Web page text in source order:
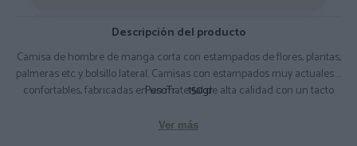
Descripción del producto
Camisa de hombre de manga corta con estampados de flores, plantas,
palmeras etc y bolsillo lateral. Camisas con estampados muy actuales y
confortables, fabricadas en un material de alta calidad con un tacto
variedad de tallas. El tallaje hace algo pequeño, te recomendamos que
PesoTr: 150gr
Ver más